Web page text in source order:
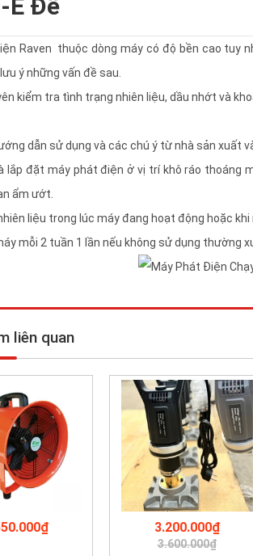
E Đề
Raven thuộc dòng máy có độ bền cao tuy
ý những vấn đề sau.
kiểm tra tình trạng nhiên liệu, dầu nhớt và
dẫn sử dụng và các chú ý từ nhà sản xuất
lắp đặt máy phát điện ở vị trí khô ráo
ẩm ướt.
liệu trong lúc máy đang hoạt động hoặc khi
mỗi 2 tuần 1 lần nếu không sử dụng thường
liên quan
3.200.000₫
3.600.000₫